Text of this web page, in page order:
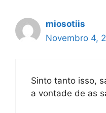
miosotiis
Novembro 4,
Sinto tanto isso,
a vontade de as